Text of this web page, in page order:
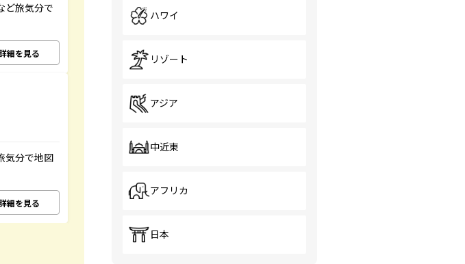
ど旅気分で
細を見る
気分で地図
細を見る
ハワイ
リゾート
アジア
中近東
アフリカ
日本